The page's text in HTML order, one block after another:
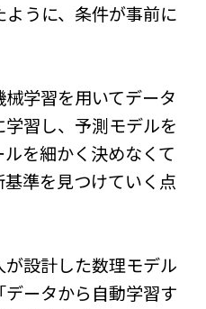
うに、条件が事前に
学習を用いてデータ
習し、予測モデルを
を細かく決めなくて
準を見つけていく点
設計した数理モデル
ータから自動学習す